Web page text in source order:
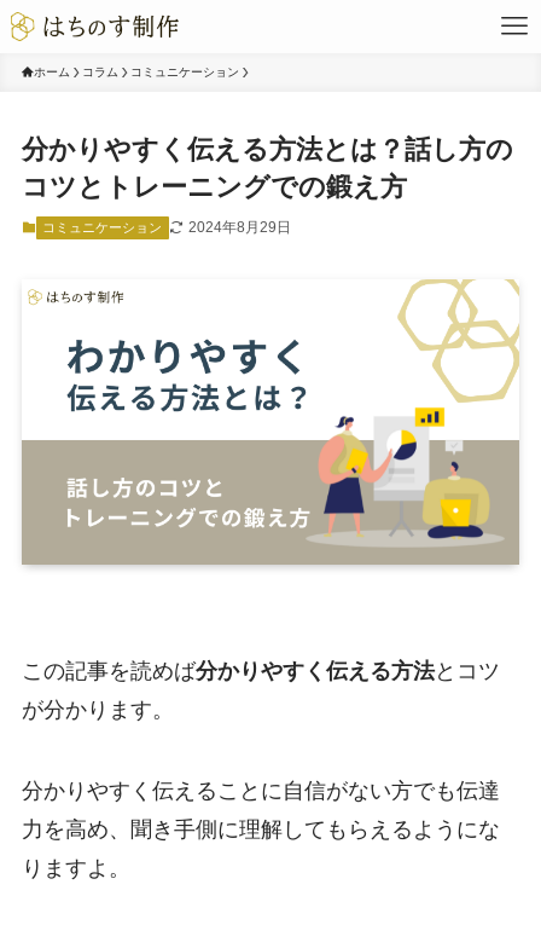
ホーム コラム コミュニケーション
分かりやすく伝える方法とは？話し方の
コツとトレーニングでの鍛え方
コミュニケーション 2024年8月29日
この記事を読めば分かりやすく伝える方法とコツ
が分かります。
分かりやすく伝えることに自信がない方でも伝達
力を高め、聞き手側に理解してもらえるようにな
りますよ。